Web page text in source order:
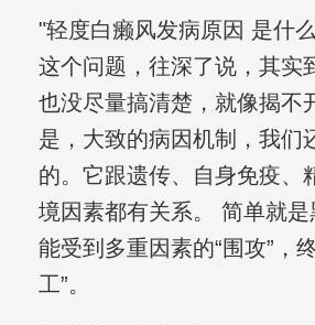
"轻度白癞风发病原因 是什
这个问题，往深了说，其实
也没尽量搞清楚，就像揭不
是，大致的病因机制，我们
的。它跟遗传、自身免疫、
境因素都有关系。 简单就
能受到多重因素的“围攻”，
工”。